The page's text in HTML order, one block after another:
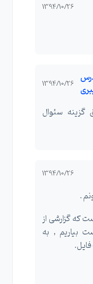
1394/10/26
1394/10/26
گزینه سئوال
1394/10/26
.
که گزارشی از
بیاریم , به